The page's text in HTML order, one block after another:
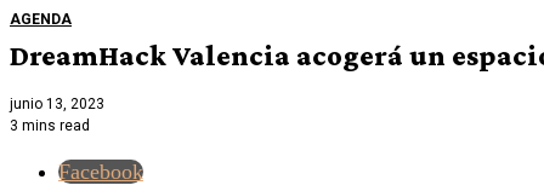
AGENDA
DreamHack Valencia acogerá un
junio 13, 2023
3 mins read
Facebook